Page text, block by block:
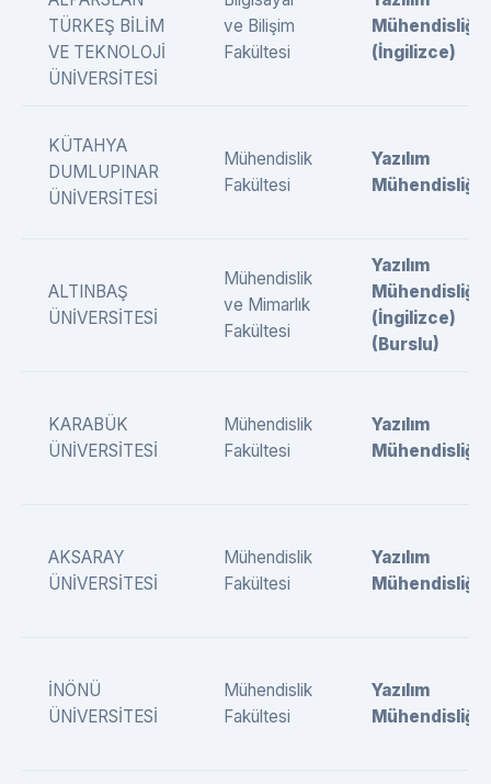
TÜRKEŞ BİLİM
VE TEKNOLOJİ
ÜNİVERSİTESİ
ve Bilişim
Fakültesi
Mühendisliği
(İngilizce)
KÜTAHYA
DUMLUPINAR
ÜNİVERSİTESİ
Mühendislik
Fakültesi
Yazılım
Mühendisliği
ALTINBAŞ
ÜNİVERSİTESİ
Mühendislik
ve Mimarlık
Fakültesi
Yazılım
Mühendisliği
(İngilizce)
(Burslu)
KARABÜK
ÜNİVERSİTESİ
Mühendislik
Fakültesi
Yazılım
Mühendisliği
AKSARAY
ÜNİVERSİTESİ
Mühendislik
Fakültesi
Yazılım
Mühendisliği
İNÖNÜ
ÜNİVERSİTESİ
Mühendislik
Fakültesi
Yazılım
Mühendisliği